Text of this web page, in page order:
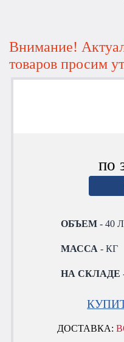
Внимание!
товаров просим
по
ОБЪЕМ - 40
МАССА - КГ
НА СКЛАДЕ
ДОСТАВКА: